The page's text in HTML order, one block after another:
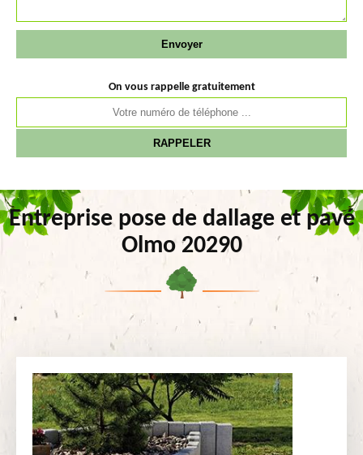
On vous rappelle gratuitement
Entreprise pose de dallage et pavé
Olmo 20290